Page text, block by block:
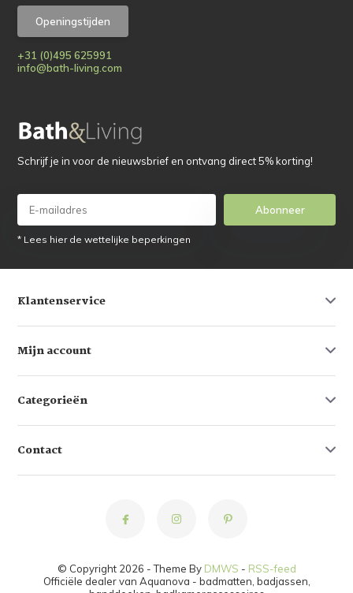
Openingstijden
+31 (0)495 625991
info@bath-living.com
Schrijf je in voor de nieuwsbrief en ontvang direct 5% korting!
Abonneer
* Lees hier de wettelijke beperkingen
Klantenservice
Mijn account
Categorieën
Contact
© Copyright 2026 - Theme By DMWS - RSS-feed
Officiële dealer van Aquanova - badmatten, badjassen,